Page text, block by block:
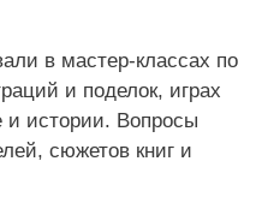
в мастер-классах по
и поделок, играх
и истории. Вопросы
сюжетов книг и